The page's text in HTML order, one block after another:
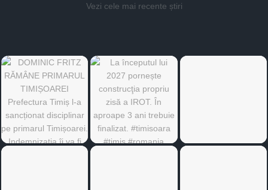
Vezi cele mai recente știri